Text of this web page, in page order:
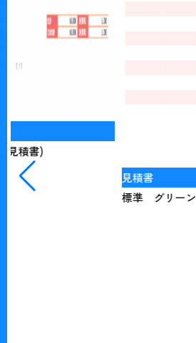
標準 グリーン 縦(見積書)